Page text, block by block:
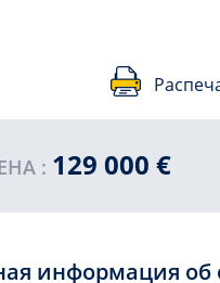
: 129 000 €
информация об